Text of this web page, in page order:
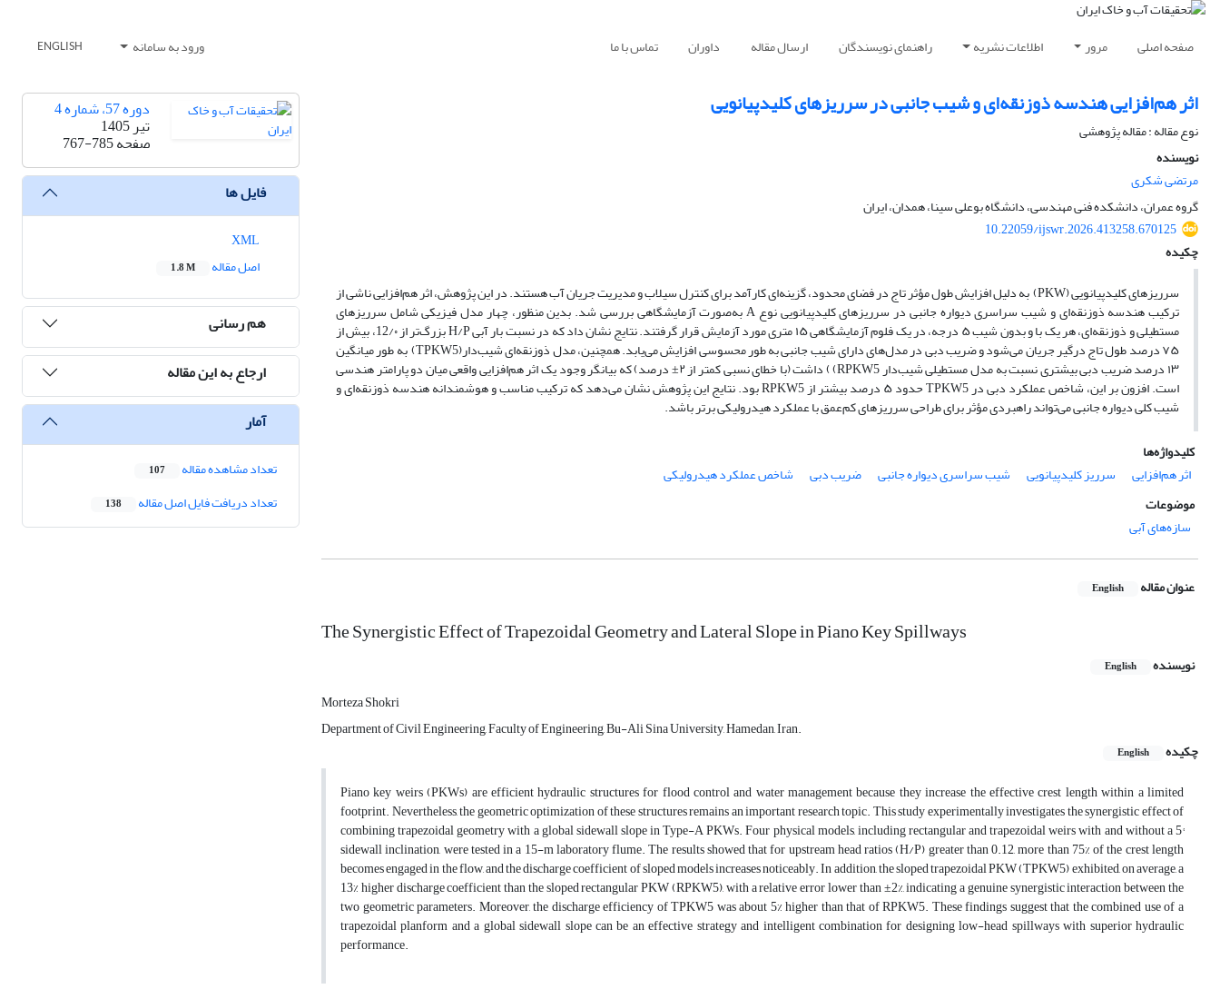
صفحه اصلی مرور اطلاعات نشریه راهنمای نویسندگان ارسال مقاله داوران تماس با ما ورود به سامانه ENGLISH
اثر هم‌افزایی هندسه ذوزنقه‌ای و شیب جانبی در سرریزهای کلید‌پیانویی
نوع مقاله : مقاله پژوهشی
نویسنده
مرتضی شکری
گروه عمران، دانشکده فنی مهندسی، دانشگاه بوعلی سینا، همدان، ایران
10.22059/ijswr.2026.413258.670125
چکیده
سرریزهای کلیدپیانویی (PKW) به دلیل افزایش طول مؤثر تاج در فضای محدود، گزینه‌ای کارآمد برای کنترل سیلاب و مدیریت جریان آب هستند. در این پژوهش، اثر هم‌افزایی ناشی از
ترکیب هندسه ذوزنقه‌ای و شیب سراسری دیواره جانبی در سرریزهای کلیدپیانویی نوع A به‌صورت آزمایشگاهی بررسی شد. بدین منظور، چهار مدل فیزیکی شامل سرریزهای
مستطیلی و ذوزنقه‌ای، هر یک با و بدون شیب ۵ درجه، در یک فلوم آزمایشگاهی ۱۵ متری مورد آزمایش قرار گرفتند. نتایج نشان داد که در نسبت بار آبی H/P بزرگ‌تر از 12/۰، بیش از
۷۵ درصد طول تاج درگیر جریان می‌شود و ضریب دبی در مدل‌های دارای شیب جانبی به طور محسوسی افزایش می‌یابد. همچنین، مدل ذوزنقه‌ای شیب‌دار(TPKW5) به طور میانگین
۱۳ درصد ضریب دبی بیشتری نسبت به مدل مستطیلی شیب‌دار RPKW5) ) داشت (با خطای نسبی کمتر از ۲± درصد) که بیانگر وجود یک اثر هم‌افزایی واقعی میان دو پارامتر هندسی
است. افزون بر این، شاخص عملکرد دبی در TPKW5 حدود ۵ درصد بیشتر از RPKW5 بود. نتایج این پژوهش نشان می‌دهد که ترکیب مناسب و هوشمندانه هندسه ذوزنقه‌ای و
شیب کلی دیواره جانبی می‌تواند راهبردی مؤثر برای طراحی سرریزهای کم‌عمق با عملکرد هیدرولیکی برتر باشد.
کلیدواژه‌ها
اثر هم‌افزایی
سرریز کلید‌پیانویی شیب سراسری دیواره جانبی ضریب دبی
شاخص عملکرد هیدرولیکی
موضوعات
سازه‌های آبی
عنوان مقاله English
The Synergistic Effect of Trapezoidal Geometry and Lateral Slope in Piano Key Spillways
نویسنده English
Morteza Shokri
Department of Civil Engineering, Faculty of Engineering, Bu-Ali Sina University, Hamedan, Iran.
چکیده
English
Piano key weirs (PKWs) are efficient hydraulic structures for flood control and water management because they increase the effective crest length within a limited
footprint. Nevertheless, the geometric optimization of these structures remains an important research topic. This study experimentally investigates the synergistic effect of
combining trapezoidal geometry with a global sidewall slope in Type-A PKWs. Four physical models, including rectangular and trapezoidal weirs with and without a 5°
sidewall inclination, were tested in a 15-m laboratory flume. The results showed that for upstream head ratios (H/P) greater than 0.12, more than 75% of the crest length
becomes engaged in the flow, and the discharge coefficient of sloped models increases noticeably. In addition, the sloped trapezoidal PKW (TPKW5) exhibited, on average, a
13% higher discharge coefficient than the sloped rectangular PKW (RPKW5), with a relative error lower than ±2%, indicating a genuine synergistic interaction between the
two geometric parameters. Moreover, the discharge efficiency of TPKW5 was about 5% higher than that of RPKW5. These findings suggest that the combined use of a
trapezoidal planform and a global sidewall slope can be an effective strategy and intelligent combination for designing low-head spillways with superior hydraulic
performance.
دوره 57، شماره 4
تیر 1405
صفحه767-785
فایل ها
اصل مقاله
1.8 M
هم رسانی
ارجاع به این مقاله
آمار
تعداد مشاهده مقاله 107
تعداد دریافت فایل اصل مقاله 138